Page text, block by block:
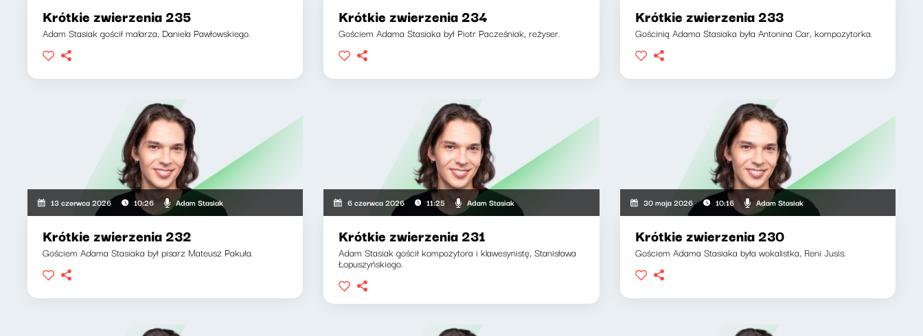
Krótkie zwierzenia 235
Adam Stasiak gościł malarza, Daniela Pawłowskiego.
Krótkie zwierzenia 234
Gościem Adama Stasiaka był Piotr Pacześniak, reżyser.
Krótkie zwierzenia 233
Gościnią Adama Stasiaka była Antonina Car, kompozytorka.
13 czerwca 2026 10:26 Adam Stasiak
Krótkie zwierzenia 232
Gościem Adama Stasiaka był pisarz Mateusz Pakuła.
6 czerwca 2026 11:25 Adam Stasiak
Krótkie zwierzenia 231
Adam Stasiak gościł kompozytora i klawesynistę, Stanisława
Łopuszyńskiego.
30 maja 2026 10:16 Adam Stasiak
Krótkie zwierzenia 230
Gościem Adama Stasiaka była wokalistka, Reni Jusis.